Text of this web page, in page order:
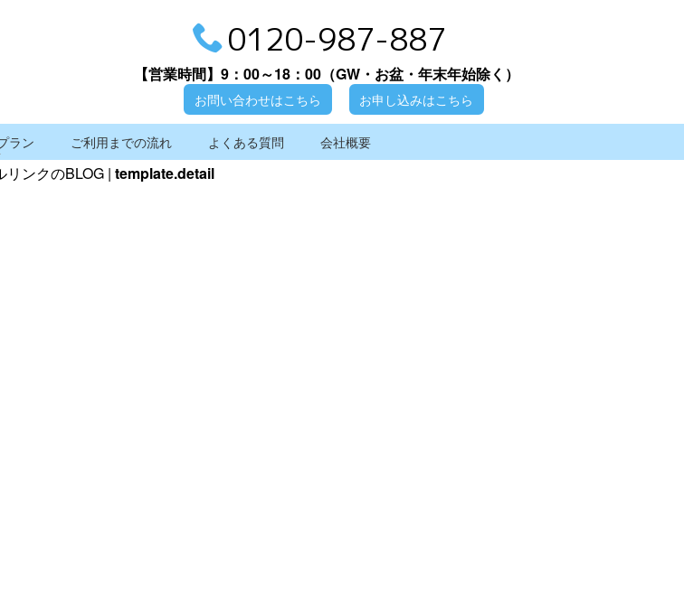
0120-987-887
【営業時間】 9：00～18：00 （GW・お盆・年末年始除く）
お問い合わせはこちら お申し込みはこちら
ラン ご利用までの流れ よくある質問 会社概要
リンクのBLOG | template.detail